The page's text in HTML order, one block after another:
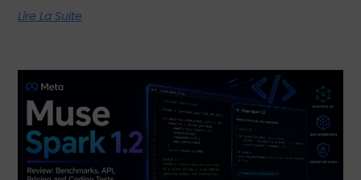
Lire La Suite